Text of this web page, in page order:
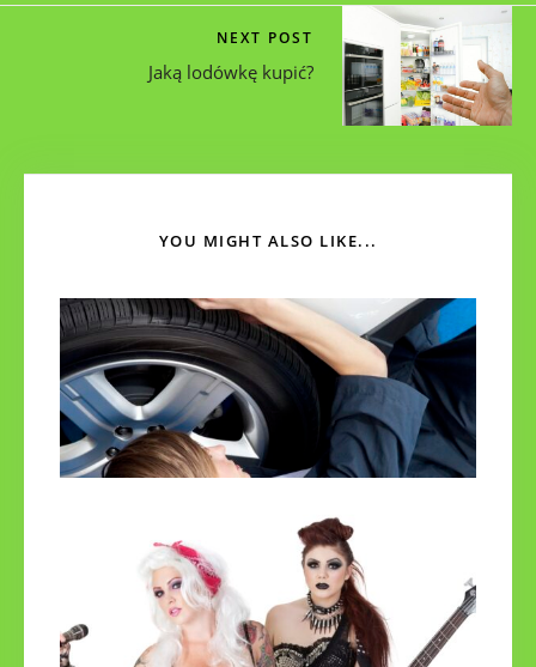
NEXT POST
Jaką lodówkę kupić?
YOU MIGHT ALSO LIKE...
Najazdy samochodowe – jak wybrać te